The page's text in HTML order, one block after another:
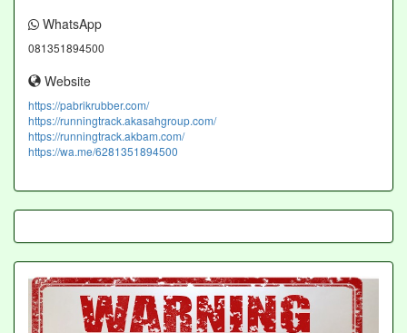
WhatsApp
081351894500
Website
https://pabrikrubber.com/
https://runningtrack.akasahgroup.com/
https://runningtrack.akbam.com/
https://wa.me/6281351894500